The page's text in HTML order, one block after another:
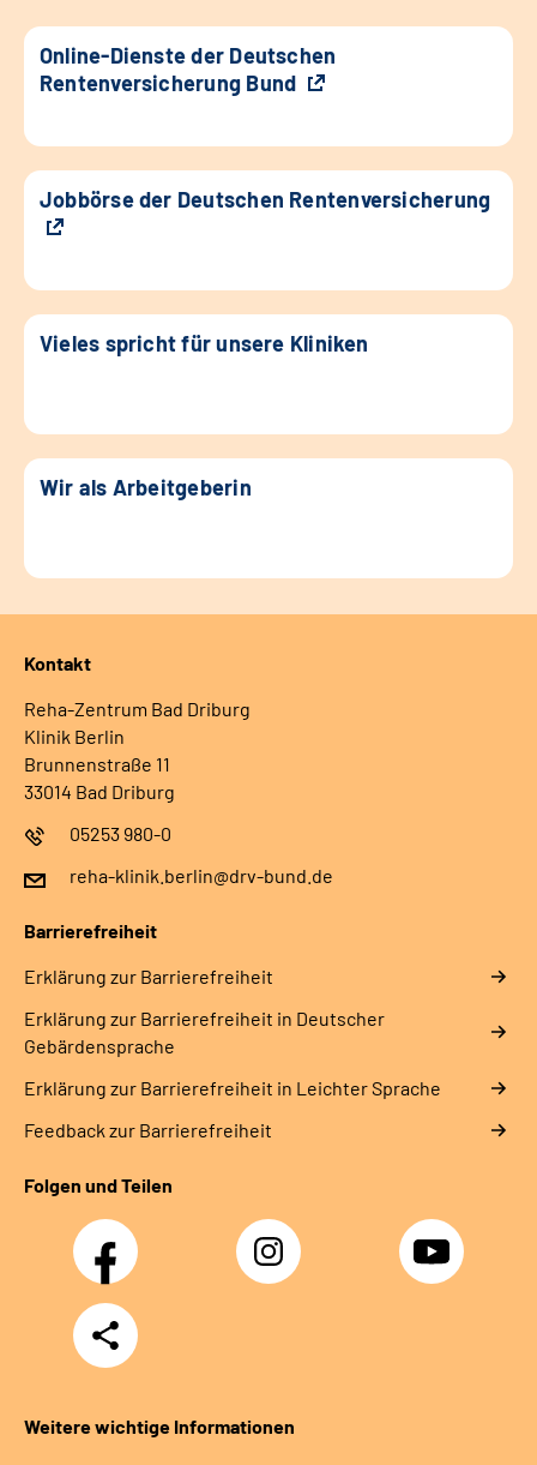
Online-Dienste der Deutschen
Rentenversicherung Bund
Jobbörse der Deutschen Rentenversicherung
Vieles spricht für unsere Kliniken
Wir als Arbeitgeberin
Kontakt
Reha-Zentrum Bad Driburg
Klinik Berlin
Brunnenstraße 11
33014 Bad Driburg
05253 980-0
reha-klinik.berlin@drv-bund.de
Barrierefreiheit
Erklärung zur Barrierefreiheit
Erklärung zur Barrierefreiheit in Deutscher
Gebärdensprache
Erklärung zur Barrierefreiheit in Leichter Sprache
Feedback zur Barrierefreiheit
Folgen und Teilen
Facebook Instagram YouTube
Teilen
Weitere wichtige Informationen